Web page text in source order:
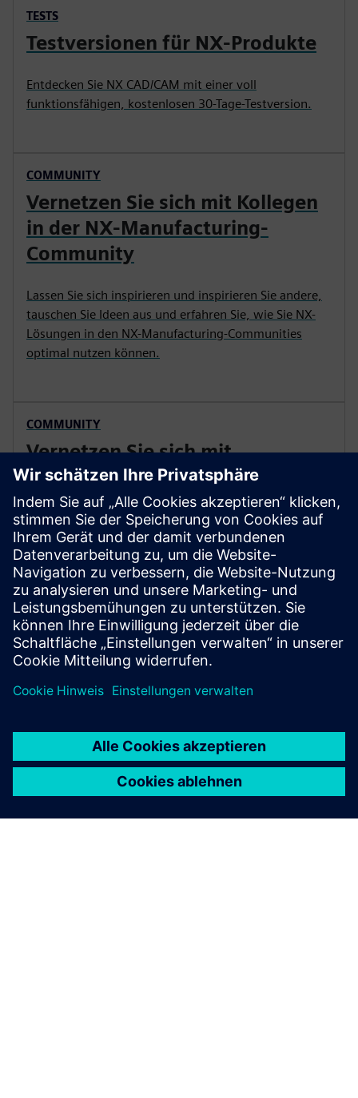
TESTS
Testversionen für NX-Produkte
Entdecken Sie NX CAD/CAM mit einer voll
funktionsfähigen, kostenlosen 30-Tage-Testversion.
COMMUNITY
Vernetzen Sie sich mit Kollegen
in der NX-Manufacturing-
Community
Lassen Sie sich inspirieren und inspirieren Sie andere,
tauschen Sie Ideen aus und erfahren Sie, wie Sie NX-
Lösungen in den NX-Manufacturing-Communities
optimal nutzen können.
COMMUNITY
Vernetzen Sie sich mit
Branchenkollegen in der NX-
Community
Lassen Sie sich inspirieren und inspirieren Sie andere,
tauschen Sie Ideen aus und erfahren Sie, wie Sie NX-
Lösungen in den NX-Manufacturing-Communities
optimal nutzen können.